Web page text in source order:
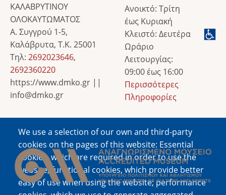
We use a selection of our own and third-party
cookies on the pages of this website: Essential
cookies, which are required in order to use the
website; functional cookies, which provide better
easy of use when using the website; performance
ΚΑΛΑΒΡΥΤΙΝΟΥ
ΟΛΟΚΑΥΤΩΜΑΤΟΣ
Α. Συγγρού 1-5,
Καλάβρυτα, Τ.Κ. 25001
Τηλ: 2692023646,
2692360220
https://www.dmko.gr ||
info@dmko.gr
Ανοικτό: Τρίτη
έως Κυριακή
Κλειστό: Δευτέρα
Ωράριο
Λειτουργίας:
09:00 έως 16:00
Περισσότερες
Πληροφορίες
Image